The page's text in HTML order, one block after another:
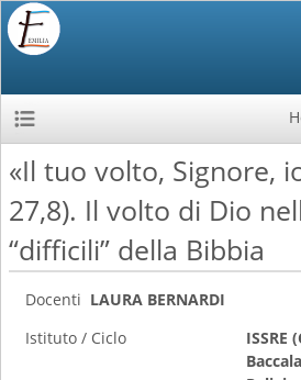
«Il tuo volto, Signore,
27,8). Il volto di Dio
“difficili” della Bibbia
Docenti LAURA BERNARDI
Istituto / Ciclo
ISSRE